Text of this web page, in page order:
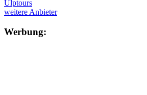
Ulptours
weitere Anbieter
Werbung: